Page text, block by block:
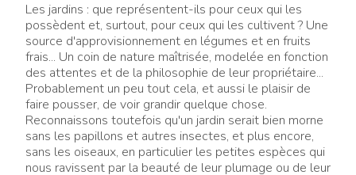
Les jardins : que représentent-ils pour ceux qui les
possèdent et, surtout, pour ceux qui les cultivent ? Une
source d'approvisionnement en légumes et en fruits
frais... Un coin de nature maîtrisée, modelée en fonction
des attentes et de la philosophie de leur propriétaire...
Probablement un peu tout cela, et aussi le plaisir de
faire pousser, de voir grandir quelque chose.
Reconnaissons toutefois qu'un jardin serait bien morne
sans les papillons et autres insectes, et plus encore,
sans les oiseaux, en particulier les petites espèces qui
nous ravissent par la beauté de leur plumage ou de leur